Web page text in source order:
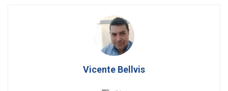
Vicente Bellvis